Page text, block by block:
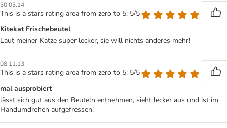
30.03.14
This is a stars rating area from zero to 5: 5/5
Kitekat Frischebeutel
Laut meiner Katze super lecker, sie will nichts anderes mehr!
08.11.13
This is a stars rating area from zero to 5: 5/5
mal ausprobiert
lässt sich gut aus den Beuteln entnehmen, sieht lecker aus und ist im
Handumdrehen aufgefressen!